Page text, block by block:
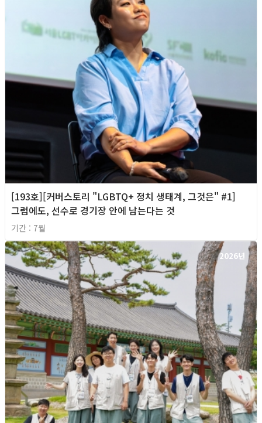
[193호][커버스토리 "LGBTQ+ 정치 생태계, 그것은" #1]
그럼에도, 선수로 경기장 안에 남는다는 것
기간 : 7월
2026년